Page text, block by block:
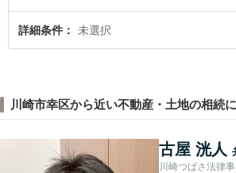
詳細条件 未選択
川崎市幸区から近い不動産・土地の相続
古屋 洸人
川崎つばさ法律